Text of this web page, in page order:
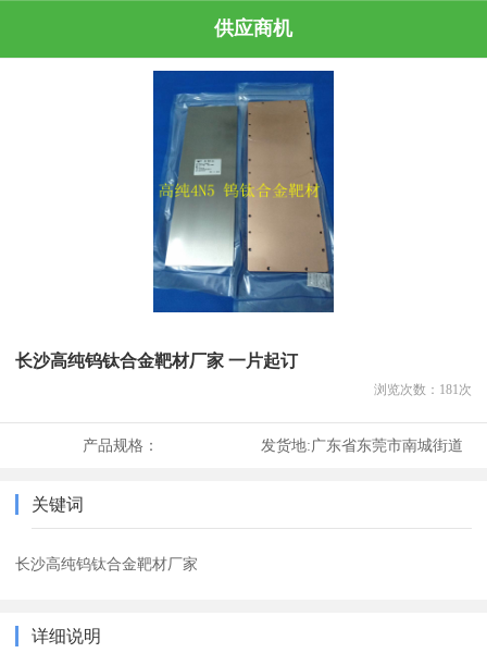
供应商机
长沙高纯钨钛合金靶材厂家 一片起订
浏览次数： 181 次
产品规格： 发货地:广东省东莞市南城街道
关键词
长沙高纯钨钛合金靶材厂家
详细说明